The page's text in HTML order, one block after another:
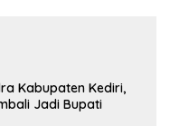
Kabupaten Kediri,
Jadi Bupati